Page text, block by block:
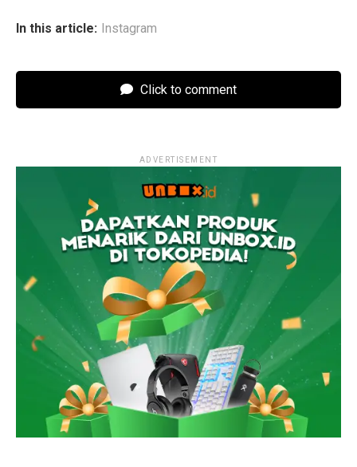
In this article: Instagram
Click to comment
ADVERTISEMENT